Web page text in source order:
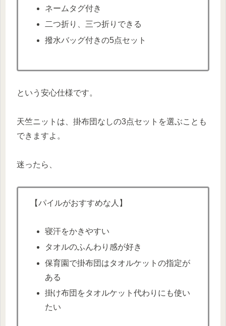
ネームタグ付き
二つ折り、三つ折りできる
撥水バッグ付きの5点セット
という安心仕様です。
天竺ニットは、掛布団なしの3点セットを選ぶことも
できますよ。
迷ったら、
【パイルがおすすめな人】
寝汗をかきやすい
タオルのふんわり感が好き
保育園で掛布団はタオルケットの指定が
ある
掛け布団をタオルケット代わりにも使い
たい